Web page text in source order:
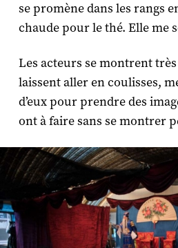
se promène dans les rangs
chaude pour le thé. Elle me
Les acteurs se montrent
laissent aller en coulisses,
d’eux pour prendre des
ont à faire sans se montrer